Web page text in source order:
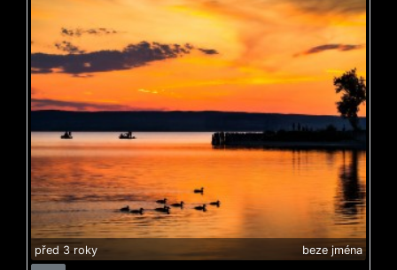
před 3 roky beze jména